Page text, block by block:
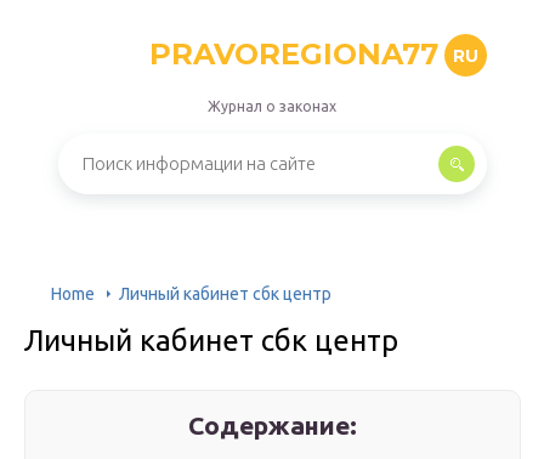
PRAVOREGIONA77 RU
Журнал о законах
Home Личный кабинет сбк центр
Личный кабинет сбк центр
Содержание: